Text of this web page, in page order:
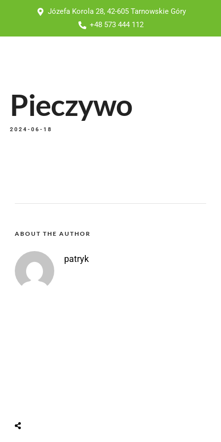
Józefa Korola 28, 42-605 Tarnowskie Góry
+48 573 444 112
Pieczywo
2024-06-18
ABOUT THE AUTHOR
patryk